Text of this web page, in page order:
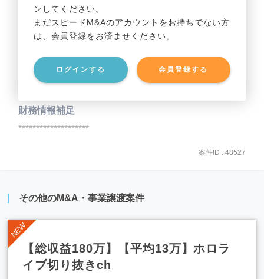
ンしてください。
まだスピードM&Aのアカウントをお持ちでない方
は、会員登録をお済ませください。
ログインする 会員登録する
貸借対照表（B/S）
事業資産 ********************
事業負債 ********************
財務情報補足
********************
案件ID : 48527
その他のM&A・事業譲渡案件
【総収益180万】【平均13万】ホロラ
イブ切り抜きch